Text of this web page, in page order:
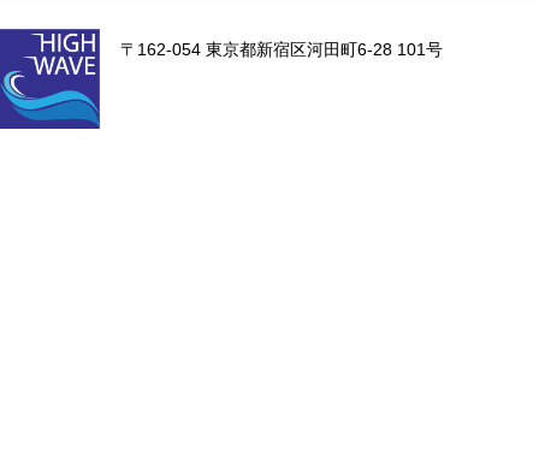
〒162-054 東京都新宿区河田町6-28 101号